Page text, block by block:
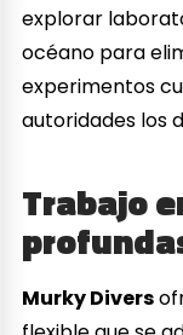
explorar
océano para
experimentos
autoridades los
Trabajo
Murky Divers